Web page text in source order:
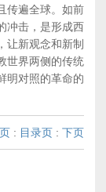
传遍全球。如前
冲击，是形成西
让新观念和新制
世界两侧的传统
明对照的革命的
页 : 目录页 : 下页